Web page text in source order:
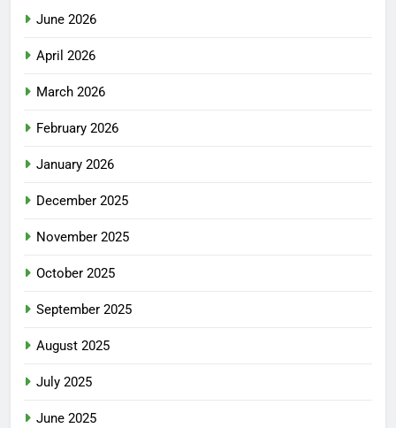
June 2026
April 2026
March 2026
February 2026
January 2026
December 2025
November 2025
October 2025
September 2025
August 2025
July 2025
June 2025